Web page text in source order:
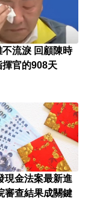
流淚 回顧陳時
揮官的908天
現金法案最新進
審查結果成關鍵